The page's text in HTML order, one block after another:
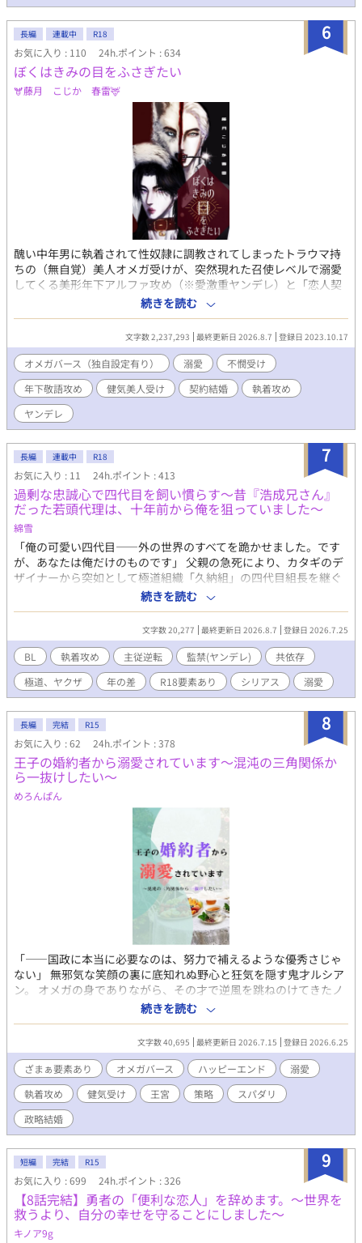
6
長編 連載中 R18
お気に入り : 110 24h.ポイント : 634
ぼくはきみの目をふさぎたい
🫎藤月 こじか 春雷🦌
醜い中年男に執着されて性奴隷に調教されてしまったトラウマ持
ちの（無自覚）美人オメガ受けが、突然現れた召使レベルで溺愛
してくる美形年下アルファ攻め（※愛激重ヤンデレ）と「恋人契
約」を結び、地獄から天国くらい180度変わった環境でとにかく
結婚を迫られて（ひとまず）「婚姻契約」を結ぶ、改変オメガバ
ースBL。 主に敬語の癇癪もち執着ドＳ作家アルファ×健気儚げ、
でも芯強めで実はプライド高め、理屈っぽい卑屈ドＭオメガ（※
ド天然） ※受けも病んでるのでたまにヤンデレ化。 ※攻めは獣人
化要素あり（狼、人狼、人間）。 ※今後攻め×受けで主従プレイ
（SMプレイ）も含まれそう。 【あらすじ】 「私と一週間の〝恋
人契約〟を結んでください。」 オメガ男性、27歳のユンファ（受
け）は「性奴隷契約」を交わしたケグリが経営する店で日夜働
れる悲惨な日々を送っていた。 そんなある日、盲目だろう謎の美
青年――ソンジュ（攻め）――がケグリの経営するカフェへ訪
れ、ユンファはその美青年から謎の多い「取材」を受けることに
なる。 またその内にその美青年は、なんと名家九条ヲク家の子息
にして次期当主の「九条・ヲク・ソンジュ」であることが判明し
たが、そうした高い身分にありながらソンジュは性奴隷のユンフ
ァに「恋人契約」を持ちかけ、二人はその「契約」を結ぶ。 そし
て二人はソンジュの高級マンションへ――ユンファは下等な性奴
隷として虐げられていたところから一変、執事付きの驚くほど豪
華なそこで一週間ソンジュの「契約上の恋人」として過ごすこと
になるが、どうもソンジュは「契約」とは名ばかりに、ユンファ
のことを本当に、狂気的なまでに愛しているようで……。 ユンフ
ァは幾度もソンジュに結婚を迫られ、そしてユンファもソンジュ
の神のような慈愛と、悪魔のような狂愛に翻弄されつつも、その
謎の多い美青年に強く惹かれてゆくが…――。 「僕は、貴方とは
結婚出来ません――。」 【2026年3月より始まった新制度『未管
理著作物裁定制度』における意思表示（念のため）】 非営利・営
利を問わず、当作をふくむ当方全作品においてイラスト・作中内
文章はもちろん、表紙絵やあらすじ等ふくむ作品の一切の無断利
用を禁じます（AI学習等含む）。
続きを読む
文字数 2,237,293 最終更新日 2026.8.7 登録日 2023.10.17
オメガバース（独自設定有り） 溺愛
不憫受け
年下敬語攻め
健気美人受け 契約結婚
執着攻め
ヤンデレ
7
長編 連載中 R18
お気に入り : 11 24h.ポイント : 413
過剰な忠誠心で四代目を飼い慣らす〜昔『浩成兄さん』
だった若頭代理は、十年前から俺を狙っていました〜
綿雪
「俺の可愛い四代目――外の世界のすべてを跪かせました。です
が、あなたは俺だけのものです」 父親の急死により、カタギのデ
ザイナーから突如として極道組織「久納組」の四代目組長を継ぐ
ことになった玲生。 恐怖と重圧に押し潰されそうな彼を支えたの
は、幼い頃「浩成兄さん」と呼んで慕っていた完璧な若頭代理・
霞浩成だった。 「俺がすべてお支えします」 恭しく忠誠を誓い、
過剰なほどの優しさで守ってくれる霞に、玲生は深く依存してい
く。 しかし、それはすべて――玲生を逃げ場のない「籠の鳥」に
するため、十年前から仕組まれた狂気の罠だった。 父親の死も、
組の危機も、すべては一人の男の手のひらの上。 真実を知り絶望
する玲生を、霞は甘く深い快楽と肯定で追い詰めていき――。 執
着ヤンデレ攻め×悲劇の四代目受けが繰り広げる、主従逆転の狂
愛共依存BL。 【属性・要素】 ヤンデレ / 執着攻め / 主従逆転 / 監
禁・檻 / 共依存 / 歳の差 / 極道・裏社会
続きを読む
文字数 20,277 最終更新日 2026.8.7 登録日 2026.7.25
BL 執着攻め 主従逆転 監禁(ヤンデレ)
共依存
極道、ヤクザ
年の差 R18要素あり シリアス 溺愛
8
長編 完結 R15
お気に入り : 62 24h.ポイント : 378
王子の婚約者から溺愛されています～混沌の三角関係か
ら一抜けしたい～
めろんぱん
​「――国政に本当に必要なのは、努力で補えるような優秀さじゃ
ない」 ​無邪気な笑顔の裏に底知れぬ野心と狂気を隠す鬼才ルシア
ン。 オメガの身でありながら、その才で逆風を跳ねのけてきたノ
ア。 全ては国益のためと歪んだ支配を見せる王太子フィリップ。 ​
愛と理想を天秤にかける三者三様の欲望が混じり合う、混沌の三
角関係。その結末は、甘い溺愛か、それとも冷酷なチェックメイ
トか。 ​張り巡らされた罠に終止符を打ち、最後に笑うのは――… ​
【一気読み推奨】 ※バチバチの心理戦・頭脳戦が展開するため、
非常に読書カロリーが高くなっております。序盤を気に入ってく
ださった方はぜひお気に入り登録をして完結後に一気にお楽しみ
ください。 全11話予約投稿済み。 7月10日完結。 完結後に番外編
として甘くてかわいい初夜をご用意しております。 【Xのご案
タSSは全てこちらです。甘かったり愛が重すぎてちょっと様子が
おかしかったり。私の脳内の墓場です。気軽に墓参りしていただ
けたら喜びます。
続きを読む
文字数 40,695 最終更新日 2026.7.15 登録日 2026.6.25
ざまぁ要素あり オメガバース ハッピーエンド
溺愛
執着攻め
健気受け 王宮 策略
スパダリ
政略結婚
9
短編 完結 R15
お気に入り : 699 24h.ポイント : 326
【8話完結】勇者の「便利な恋人」を辞めます。～世界を
救うより、自分の幸せを守ることにしました～
キノア9g